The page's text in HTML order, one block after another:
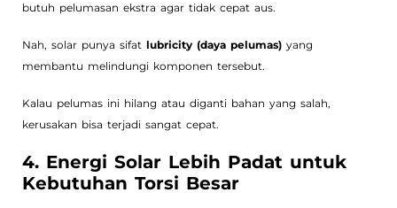
butuh pelumasan ekstra agar tidak cepat aus.
Nah, solar punya sifat lubricity (daya pelumas) yang
membantu melindungi komponen tersebut.
Kalau pelumas ini hilang atau diganti bahan yang salah,
kerusakan bisa terjadi sangat cepat.
4. Energi Solar Lebih Padat untuk
Kebutuhan Torsi Besar